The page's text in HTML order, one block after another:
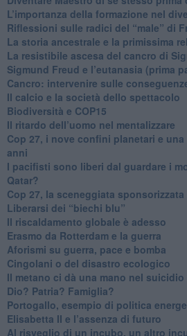
L’importanza della formazione nel
Riflessioni sulle radici del “male” di
​La storia ancestrale e la primissima
​La resistibile ascesa del cancro di
Sigmund Freud e l’eutanasia (prima
Cancro: intervenire sulle
​Il calcio e la società dello spettacolo
Biodiversità e COP15
​Il ritardo dell’uomo nel mentalizzare
​Cop 27, i nove confini planetari e
anni
​I pacifisti sono liberi dal guardare i
Qatar?
​Cop 27, la sceneggiata sponsorizzata
​Liberarsi dei “biechi blu”
Il riscaldamento globale è adesso
​Erasmo da Rotterdam e la guerra
​Aforismi su guerra, pace e bomba
Cingolani o del disastro ecologico
​Il metano ci dà una mano nel
​Dio? Patria? Famiglia?
Portogallo, esempio di politica
​Elisabetta II e l’assenza di futuro
Al risveglio di un incubo, un altro